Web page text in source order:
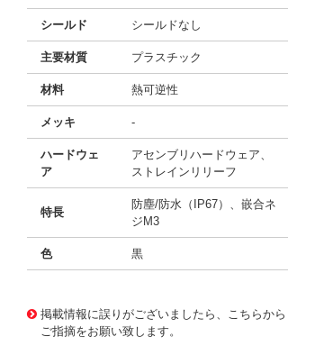
シールド シールドなし
主要材質 プラスチック
材料 熱可逆性
メッキ -
ハードウェ
ア
アセンブリハードウェア、
ストレインリリーフ
特長
防塵/防水（IP67）、嵌合ネ
ジM3
色 黒
掲載情報に誤りがございましたら、こちらから
ご指摘をお願い致します。